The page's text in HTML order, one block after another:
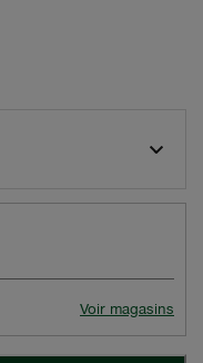
Voir magasins